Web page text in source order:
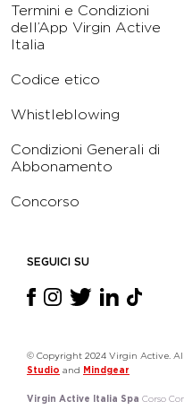
Termini e Condizioni
dell’App Virgin Active
Italia
Codice etico
Whistleblowing
Condizioni Generali di
Abbonamento
Concorso
SEGUICI SU
© Copyright 2024 Virgin Active.
Studio and Mindgear
Virgin Active Italia Spa Corso